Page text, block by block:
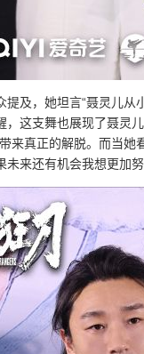
及，她坦言“聂灵儿
这支舞也展现了聂灵
来真正的解脱。而当
来还有机会我想更加